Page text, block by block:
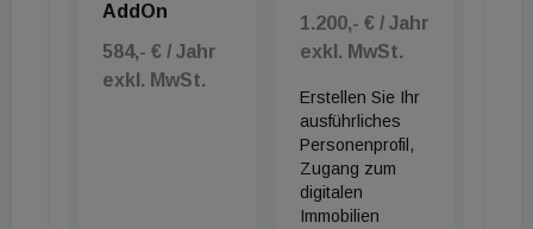
AddOn
584,- € / Jahr
exkl. MwSt.
1.200,- € / Jahr
exkl. MwSt.
Erstellen Sie Ihr
ausführliches
Personenprofil,
Zugang zum
digitalen
Immobilien